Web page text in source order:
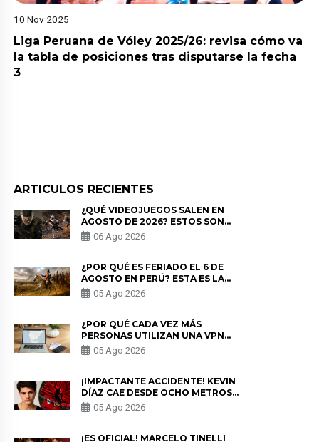
10 Nov 2025
Liga Peruana de Vóley 2025/26: revisa cómo va
la tabla de posiciones tras disputarse la fecha
3
ARTICULOS RECIENTES
¿QUÉ VIDEOJUEGOS SALEN EN
AGOSTO DE 2026? ESTOS SON
LOS ESTRENOS MÁS ESPERADOS
06 Ago 2026
¿POR QUÉ ES FERIADO EL 6 DE
AGOSTO EN PERÚ? ESTA ES LA
HISTORIA
05 Ago 2026
¿POR QUÉ CADA VEZ MÁS
PERSONAS UTILIZAN UNA VPN
PARA PROTEGER SU
PRIVACIDAD?
05 Ago 2026
¡IMPACTANTE ACCIDENTE! KEVIN
DÍAZ CAE DESDE OCHO METROS
EN “ESTO ES GUERRA” Y GENERA
PREOCUPACIÓN
05 Ago 2026
¡ES OFICIAL! MARCELO TINELLI